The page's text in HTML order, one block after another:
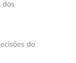
dos
do